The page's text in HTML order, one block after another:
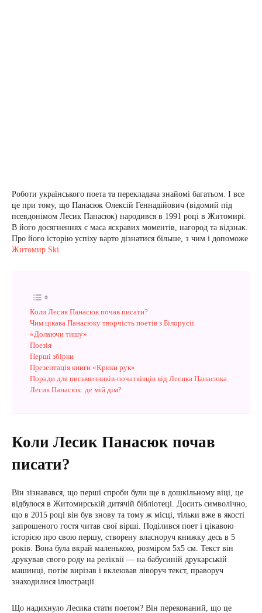
Роботи українського поета та перекладача знайомі багатьом. І все
це при тому, що Панасюк Олексій Геннадійович (відомий під
псевдонімом Лесик Панасюк) народився в 1991 році в Житомирі.
В його досягненнях є маса яскравих моментів, нагород та відзнак.
Про його історію успіху варто дізнатися більше, з чим і допоможе
Житомир Ski.
Коли Лесик Панасюк почав писати?
Чим цікава Панасюку творчість поетів з Білорусії
«Долаючи тишу»
Поезія
Перші збірки
Презентація книги «Крики рук»
Поради для письменників-початківців від Лесика Панасюка
Лесик Панасюк: де мій дім?
Коли Лесик Панасюк почав
писати?
Він зізнавався, що перші спроби були ще в дошкільному віці, це
відбулося в Житомирській дитячій бібліотеці. Досить символічно,
що в 2015 році він був знову та тому ж місці, тільки вже в якості
запрошеного гостя читав свої вірші. Поділився поет і цікавою
історією про свою першу, створену власноруч книжку десь в 5
років. Вона була вкрай маленькою, розміром 5х5 см. Текст він
друкував свого роду на реліквії — на бабусиній друкарській
машинці, потім вирізав і вклеював ліворуч текст, праворуч
знаходилися ілюстрації.
Що надихнуло Лесика стати поетом? Він переконаний, що це